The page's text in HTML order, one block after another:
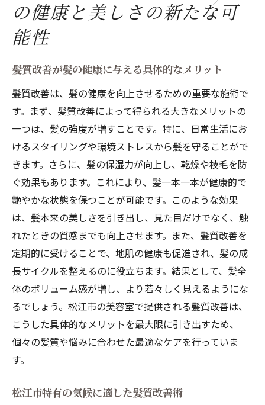
の健康と美しさの新たな可
能性
髪質改善が髪の健康に与える具体的なメリット
髪質改善は、髪の健康を向上させるための重要な施術で
す。まず、髪質改善によって得られる大きなメリットの
一つは、髪の強度が増すことです。特に、日常生活にお
けるスタイリングや環境ストレスから髪を守ることがで
きます。さらに、髪の保湿力が向上し、乾燥や枝毛を防
ぐ効果もあります。これにより、髪一本一本が健康的で
艶やかな状態を保つことが可能です。このような効果
は、髪本来の美しさを引き出し、見た目だけでなく、触
れたときの質感までも向上させます。また、髪質改善を
定期的に受けることで、地肌の健康も促進され、髪の成
長サイクルを整えるのに役立ちます。結果として、髪全
体のボリューム感が増し、より若々しく見えるようにな
るでしょう。松江市の美容室で提供される髪質改善は、
こうした具体的なメリットを最大限に引き出すため、
個々の髪質や悩みに合わせた最適なケアを行っていま
す。
松江市特有の気候に適した髪質改善術